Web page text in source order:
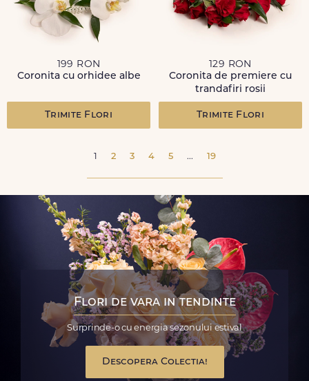
199 RON
Coronita cu orhidee albe
Trimite Flori
129 RON
Coronita de premiere cu
trandafiri rosii
Trimite Flori
1 2 3 4 5 ... 19
Flori de vara in tendinte
Surprinde-o cu energia sezonului estival
Descopera Colectia!